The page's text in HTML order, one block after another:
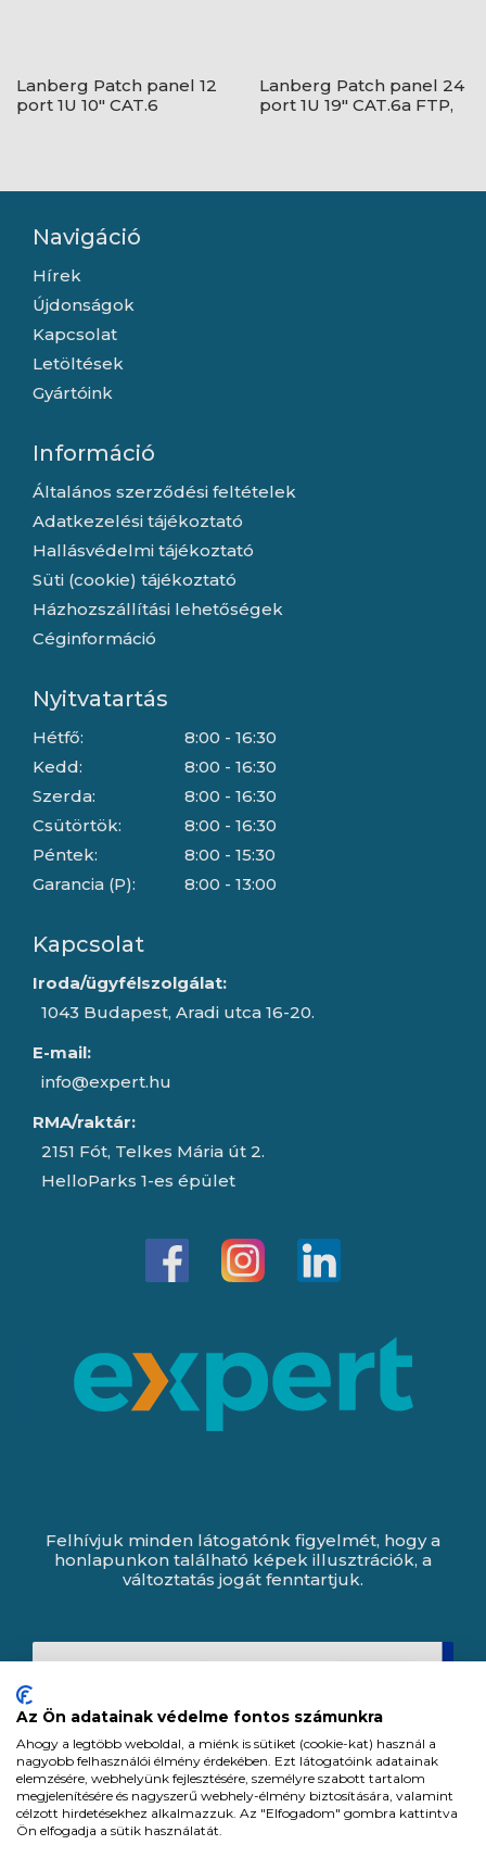
Lanberg Patch panel 12
port 1U 10" CAT.6
Lanberg Patch panel 24
port 1U 19" CAT.6a FTP,
Navigáció
Hírek
Újdonságok
Kapcsolat
Letöltések
Gyártóink
Információ
Általános szerződési feltételek
Adatkezelési tájékoztató
Hallásvédelmi tájékoztató
Süti (cookie) tájékoztató
Házhozszállítási lehetőségek
Céginformáció
Nyitvatartás
Hétfő:
Kedd:
Szerda:
Csütörtök:
Péntek:
Garancia (P):
8:00 - 16:30
8:00 - 16:30
8:00 - 16:30
8:00 - 16:30
8:00 - 15:30
8:00 - 13:00
Kapcsolat
Iroda/ügyfélszolgálat:
1043 Budapest, Aradi utca 16-20.
E-mail:
info@expert.hu
RMA/raktár:
2151 Fót, Telkes Mária út 2.
HelloParks 1-es épület
Felhívjuk minden látogatónk figyelmét, hogy a
honlapunkon található képek illusztrációk, a
változtatás jogát fenntartjuk.
Az Ön adatainak védelme fontos számunkra
Ahogy a legtöbb weboldal, a miénk is sütiket (cookie-kat) használ a
nagyobb felhasználói élmény érdekében. Ezt látogatóink adatainak
elemzésére, webhelyünk fejlesztésére, személyre szabott tartalom
megjelenítésére és nagyszerű webhely-élmény biztosítására, valamint
célzott hirdetésekhez alkalmazzuk. Az "Elfogadom" gombra kattintva
Ön elfogadja a sütik használatát.